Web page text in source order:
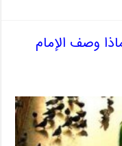
وصف الإمام